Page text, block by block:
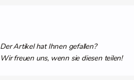
Der Artikel hat Ihnen gefallen?
Wir freuen uns, wenn sie diesen teilen!